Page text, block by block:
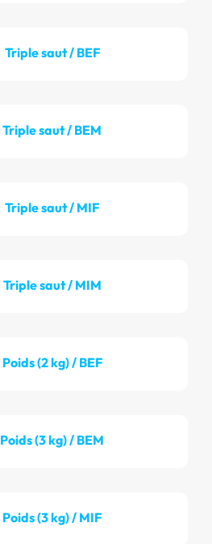
Triple saut / BEF
Triple saut / BEM
Triple saut / MIF
Triple saut / MIM
Poids (2 kg) / BEF
Poids (3 kg) / BEM
Poids (3 kg) / MIF